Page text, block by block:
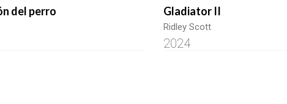
del perro Gladiator II
Ridley Scott
2024